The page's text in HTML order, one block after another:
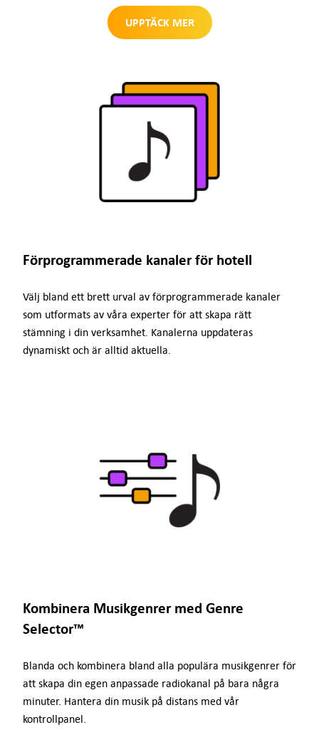
UPPTÄCK MER
Förprogrammerade kanaler för hotell
Välj bland ett brett urval av förprogrammerade kanaler
som utformats av våra experter för att skapa rätt
stämning i din verksamhet. Kanalerna uppdateras
dynamiskt och är alltid aktuella.
Kombinera Musikgenrer med Genre
Selector™
Blanda och kombinera bland alla populära musikgenrer för
att skapa din egen anpassade radiokanal på bara några
minuter. Hantera din musik på distans med vår
kontrollpanel.